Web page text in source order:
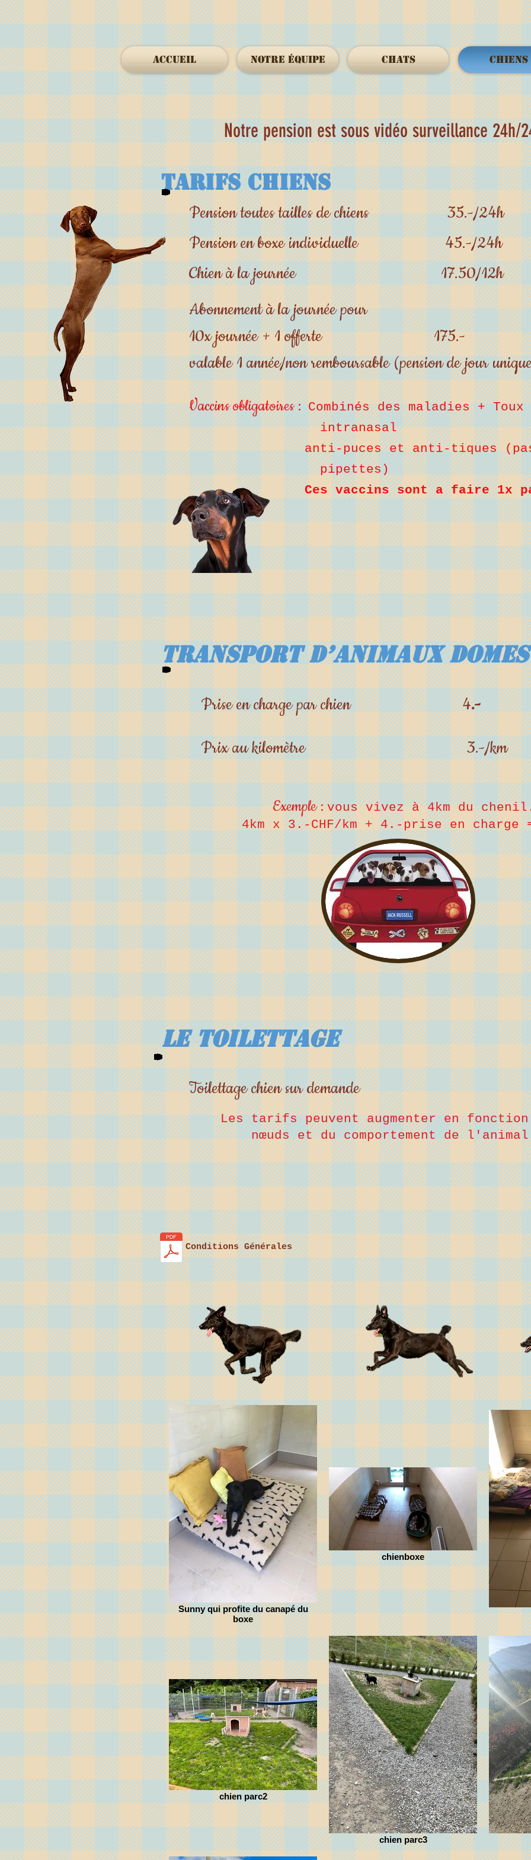
Accueil notre équipe Chats Chiens
Notre pension est sous vidéo surveillance
tarifs chieNS
Pension toutes tailles de chiens 35.-/24h
Pension en boxe individuelle
45.-/24h
Chien à la journée
17.50/12h
Abonnement à lajournée pour
10x journée + 1 offerte
175.-
valable 1 année/non remboursable (pension de jour
Vaccins obligatoires :Combinés des maladies +
intranasal
anti-puces et anti-tiques
pipettes)
Ces vaccins sont a faire 1x
Transport d’animaux
Prise en charge par chien 4.-
Prix au kilomètre 3.-/km
Exemple :vous vivez à 4km du
4km x 3.-CHF/km + 4.-prise en charge
Le toilettage
Toilettage chien sur demande
Les tarifs peuvent augmenter en fonction
nœuds et du comportement de l'animal
Sunny qui profite du canapé du
boxe
chienboxe
chien parc2
chien parc3
Conditions Générales